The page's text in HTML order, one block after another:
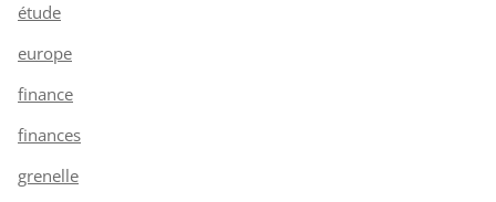
étude
europe
finance
finances
grenelle